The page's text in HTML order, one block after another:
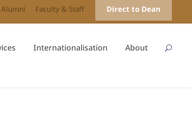
Alumni Faculty & Staff Direct to Dean
Internationalisation About